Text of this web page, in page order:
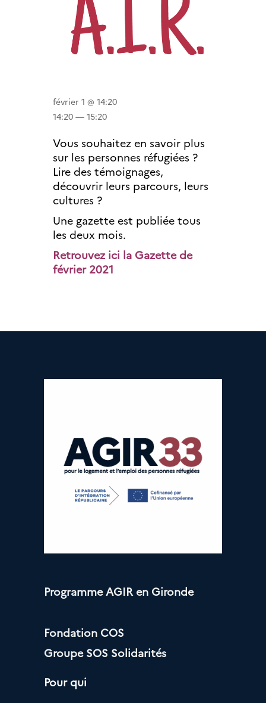
Vous souhaitez en savoir plus
sur les personnes réfugiées ?
Lire des témoignages,
découvrir leurs parcours, leurs
cultures ?
Une gazette est publiée tous
les deux mois.
Retrouvez ici la Gazette de
février 2021
février 1 @ 14:20
14:20 — 15:20
Programme AGIR en Gironde
Fondation COS
Groupe SOS Solidarités
Pour qui